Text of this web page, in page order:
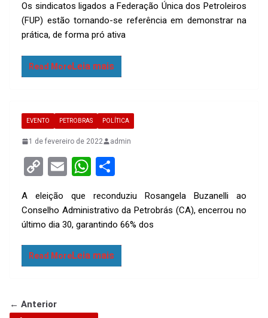
py
Li
n
k
ail at
s
A
p
ar
e
Os sindicatos ligados a Federação Única dos Petroleiros
(FUP) estão tornando-se referência em demonstrar na
prática, de forma pró ativa
Read More
EVENTO PETROBRAS POLÍTICA
1 de fevereiro de 2022 admin
C
py
Li
n
k
E
ail
W
at
s
A
p
ar
e
A eleição que reconduziu Rosangela Buzanelli ao
Conselho Administrativo da Petrobrás (CA), encerrou no
último dia 30, garantindo 66% dos
Read More
← Anterior